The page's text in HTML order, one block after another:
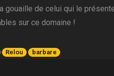
de celui qui le
sur ce domaine !
Relou barbare